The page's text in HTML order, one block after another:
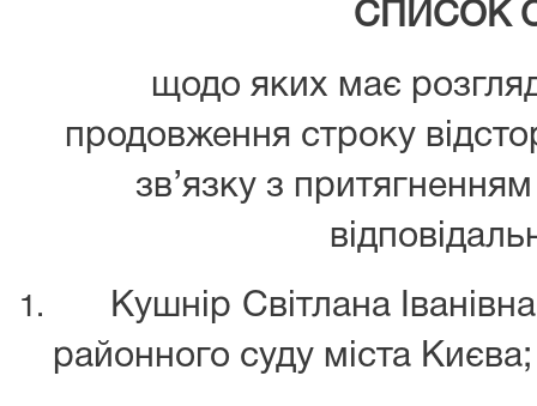
СПИСОК
щодо яких має
продовження строку
зв’язку з
Кушнір Світлана
районного суду міста Києва;